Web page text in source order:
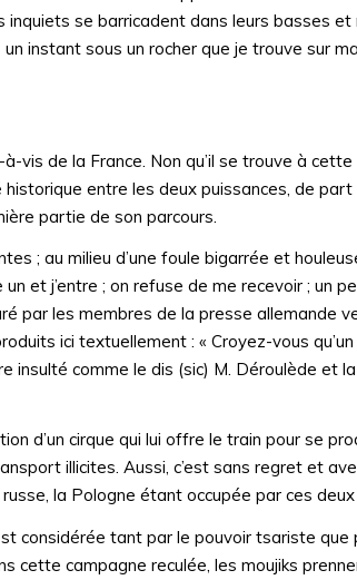
se barricadent dans leurs basses
instant sous un rocher que je trouve sur
vis de la France. Non qu’il se trouve à
entre les deux puissances, de part
partie de son parcours.
; au milieu d’une foule bigarrée et
et j’entre ; on refuse de me recevoir ; un
par les membres de la presse allemande
ici textuellement : « Croyez-vous
insulté comme le dis (sic) M. Déroulède et
d’un cirque qui lui offre le train pour se
illicites. Aussi, c’est sans regret et
la Pologne étant occupée par ces
considérée tant par le pouvoir tsariste
cette campagne reculée, les moujiks